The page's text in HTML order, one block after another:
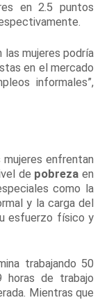
en 2.5 puntos
mujeres podría
en el mercado
informales”,
mujeres enfrentan
de pobreza en
como la
y la carga del
esfuerzo físico y
trabajando 50
horas de trabajo
Mientras que